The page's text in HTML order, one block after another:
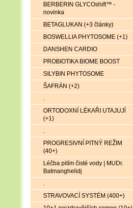
BERBERIN GLYCOshift™ -
novinka
BETAGLUKAN (+3 články)
BOSWELLIA PHYTOSOME (+1)
DANSHEN CARDIO
PROBIOTIKA BIOME BOOST
SILYBIN PHYTOSOME
ŠAFRÁN (+2)
.
ORTODOXNÍ LÉKAŘI UTAJUJÍ
(+1)
.
PROGRESIVNÍ PITNÝ REŽIM
(40+)
Léčba pitím čisté vody | MUDr.
Batmanghelidj
.
STRAVOVACÍ SYSTÉM (400+)